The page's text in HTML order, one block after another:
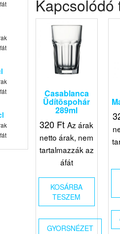
Kapcsolódó
Casablanca
Üdítõspohár
289ml
320 Ft Az árak
netto árak, nem
tartalmazzák az
áfát
KOSÁRBA
TESZEM
GYORSNÉZET